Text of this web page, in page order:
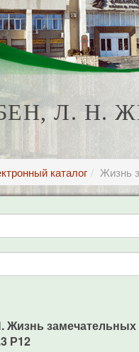
Л. Н.
каталог Жизнь
Жизнь
Р12